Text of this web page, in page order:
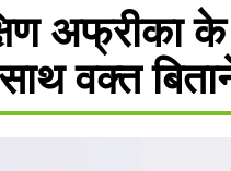
अफ्रीका
वक्त